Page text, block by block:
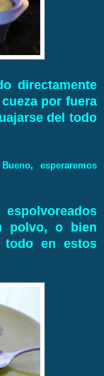
directamente
por fuera
del todo
Bueno, esperaremos
polvo, o bien
todo en estos